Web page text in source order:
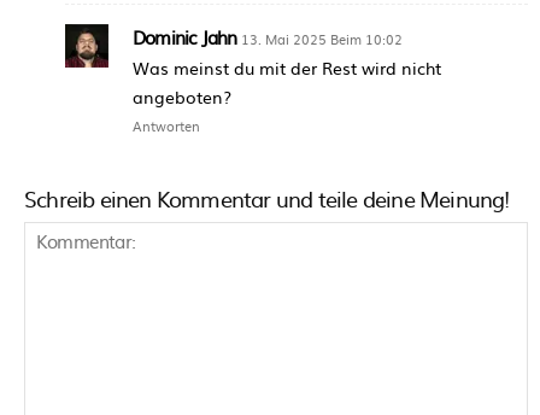
Dominic Jahn 13. Mai 2025 Beim 10:02
Was meinst du mit der Rest wird nicht
angeboten?
Antworten
Schreib einen Kommentar und teile deine Meinung!